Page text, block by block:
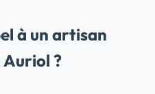
à un artisan
Auriol ?